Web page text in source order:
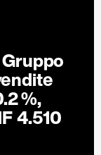
%,
4.510